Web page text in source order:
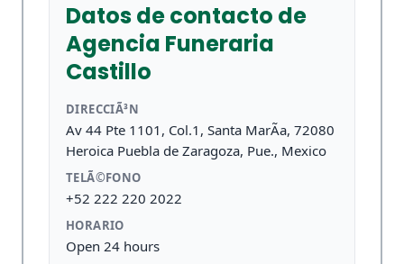
Datos de contacto de
Agencia Funeraria
Castillo
DIRECCIÃ³N
Av 44 Pte 1101, Col.1, Santa MarÃ­a, 72080
Heroica Puebla de Zaragoza, Pue., Mexico
TELÃ©FONO
+52 222 220 2022
HORARIO
Open 24 hours